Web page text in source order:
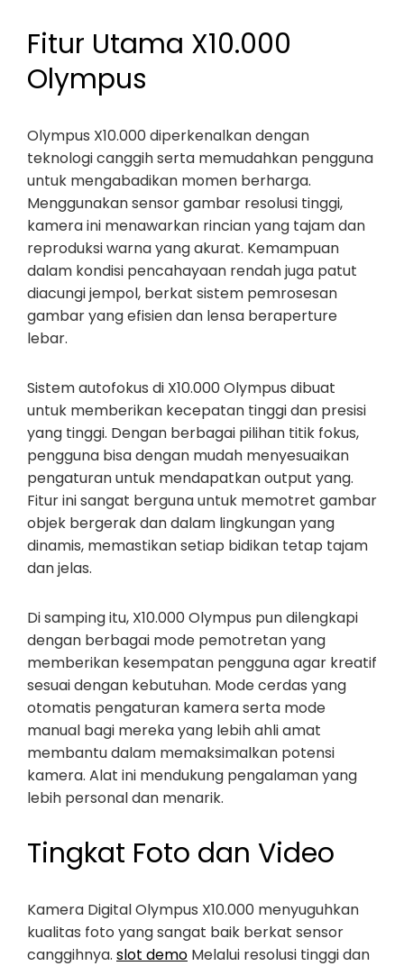
Fitur Utama X10.000
Olympus
Olympus X10.000 diperkenalkan dengan
teknologi canggih serta memudahkan pengguna
untuk mengabadikan momen berharga.
Menggunakan sensor gambar resolusi tinggi,
kamera ini menawarkan rincian yang tajam dan
reproduksi warna yang akurat. Kemampuan
dalam kondisi pencahayaan rendah juga patut
diacungi jempol, berkat sistem pemrosesan
gambar yang efisien dan lensa beraperture
lebar.
Sistem autofokus di X10.000 Olympus dibuat
untuk memberikan kecepatan tinggi dan presisi
yang tinggi. Dengan berbagai pilihan titik fokus,
pengguna bisa dengan mudah menyesuaikan
pengaturan untuk mendapatkan output yang.
Fitur ini sangat berguna untuk memotret gambar
objek bergerak dan dalam lingkungan yang
dinamis, memastikan setiap bidikan tetap tajam
dan jelas.
Di samping itu, X10.000 Olympus pun dilengkapi
dengan berbagai mode pemotretan yang
memberikan kesempatan pengguna agar kreatif
sesuai dengan kebutuhan. Mode cerdas yang
otomatis pengaturan kamera serta mode
manual bagi mereka yang lebih ahli amat
membantu dalam memaksimalkan potensi
kamera. Alat ini mendukung pengalaman yang
lebih personal dan menarik.
Tingkat Foto dan Video
Kamera Digital Olympus X10.000 menyuguhkan
kualitas foto yang sangat baik berkat sensor
canggihnya. slot demo Melalui resolusi tinggi dan